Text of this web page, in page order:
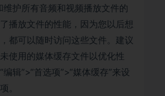
护所有音频和视频播放文件的
播放文件的性能，因为您以后想
都可以随时访问这些文件。建议
使用的媒体缓存文件以优化性
辑”>“首选项”>“媒体缓存”来设
。